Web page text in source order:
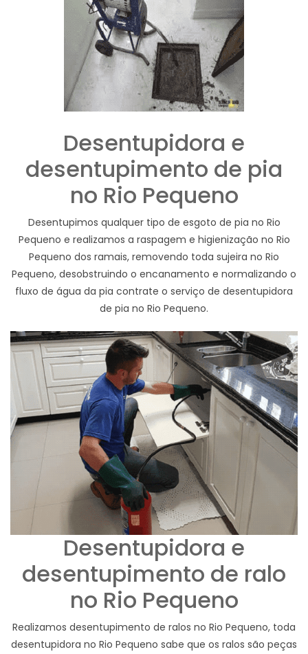
Desentupidora e
desentupimento de pia
no Rio Pequeno
Desentupimos qualquer tipo de esgoto de pia no Rio
Pequeno e realizamos a raspagem e higienização no Rio
Pequeno dos ramais, removendo toda sujeira no Rio
Pequeno, desobstruindo o encanamento e normalizando o
fluxo de água da pia contrate o serviço de desentupidora
de pia no Rio Pequeno.
Desentupidora e
desentupimento de ralo
no Rio Pequeno
Realizamos desentupimento de ralos no Rio Pequeno, toda
desentupidora no Rio Pequeno sabe que os ralos são peças